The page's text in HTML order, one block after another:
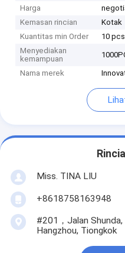
Harga
Kemasan rincian
Kotak
Kuantitas min Order
10 pcs
Menyediakan
kemampuan
Nama merek
Miss. TINA LIU
+8618758163948
#201，Jalan Shunda,
Hangzhou, Tiongkok